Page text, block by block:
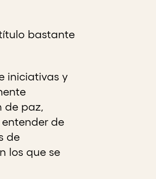
bastante
iniciativas y
paz,
de
de
los que se